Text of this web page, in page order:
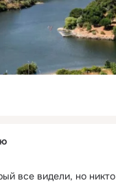
все видели, но никто